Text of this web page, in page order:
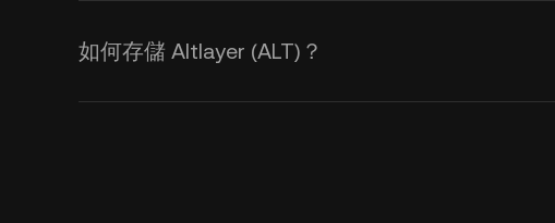
如何存儲 Altlayer (ALT)？